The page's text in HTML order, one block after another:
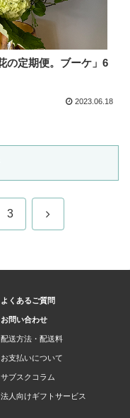
の定期便。ブーケ」6
2023.06.18
3 次
よくあるご質問
お問い合わせ
配送方法・配送料
お支払いについて
サブスクコラム
法人向けギフトサービス